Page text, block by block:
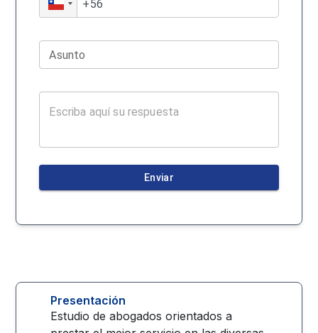
Asunto
Enviar
Presentación
Estudio de abogados orientados a